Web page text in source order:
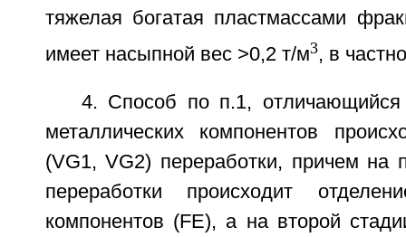
тяжелая богатая пластмассами
имеет насыпной вес >0,2 т/м3, в
4. Способ по п.1, отличающийся
металлических компонентов
(VG1, VG2) переработки, причем на
переработки происходит
компонентов (FE), а на второй